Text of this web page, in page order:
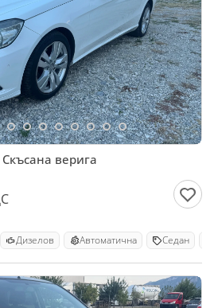
верига
Дизелов Автоматична Седан